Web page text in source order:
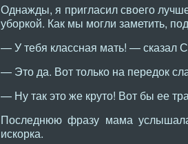
Однажды, я пригласил своего
уборкой. Как мы могли заметить,
— У тебя классная мать! — сказал
— Это да. Вот только на передок
— Ну так это же круто! Вот бы ее
Последнюю фразу мама
искорка.